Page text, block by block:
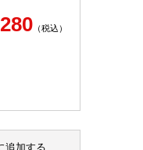
（税込）
追加する